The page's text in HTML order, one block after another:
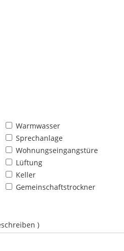
Warmwasser
Sprechanlage
Wohnungseingangstüre
Lüftung
Keller
Gemeinschaftstrockner
)